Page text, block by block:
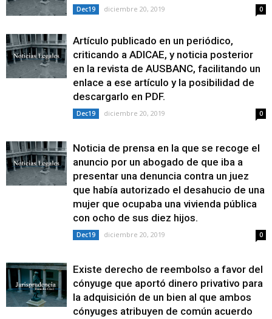
Dec19 diciembre 20, 2019 0
Artículo publicado en un periódico,
criticando a ADICAE, y noticia posterior
en la revista de AUSBANC, facilitando un
enlace a ese artículo y la posibilidad de
descargarlo en PDF.
Dec19 diciembre 20, 2019 0
Noticia de prensa en la que se recoge el
anuncio por un abogado de que iba a
presentar una denuncia contra un juez
que había autorizado el desahucio de una
mujer que ocupaba una vivienda pública
con ocho de sus diez hijos.
Dec19 diciembre 20, 2019 0
Existe derecho de reembolso a favor del
cónyuge que aportó dinero privativo para
la adquisición de un bien al que ambos
cónyuges atribuyen de común acuerdo